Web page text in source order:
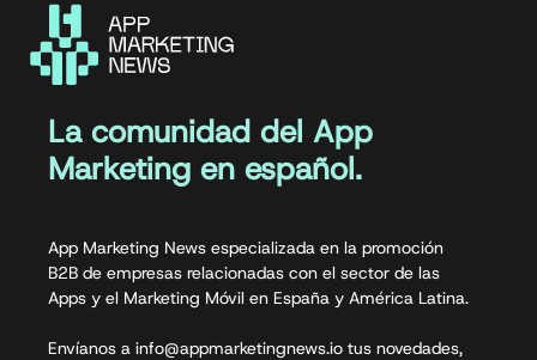
La comunidad del App
Marketing en español.
App Marketing News especializada en la promoción
B2B de empresas relacionadas con el sector de las
Apps y el Marketing Móvil en España y América Latina.
Envíanos a info@appmarketingnews.io tus novedades,